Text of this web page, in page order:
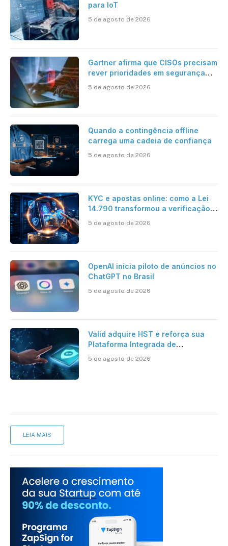
para IoT
5 de agosto de 2026
Gartner afirma que CISOs precisam
rever prioridades em segurança
desafios impostos pela Inteligência
5 de agosto de 2026
Quando a contingência offline
carrega uma cadeia de confiança
5 de agosto de 2026
KYC e apostas online: como a Lei
14.790 transformou a verificação
brasileiro
5 de agosto de 2026
OpenAI inicia piloto de anúncios no
ChatGPT no Brasil
5 de agosto de 2026
Valid adquire HST e reforça sua
Plataforma Integrada de
5 de agosto de 2026
LEIA MAIS